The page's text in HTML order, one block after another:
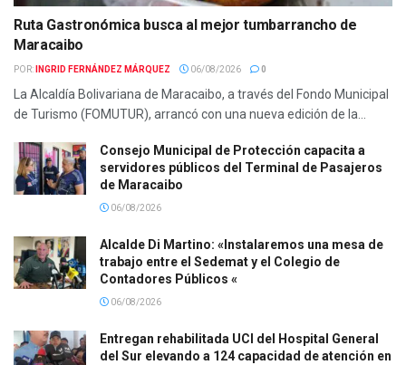
Ruta Gastronómica busca al mejor tumbarrancho de
Maracaibo
POR: INGRID FERNÁNDEZ MÁRQUEZ 06/08/2026 0
La Alcaldía Bolivariana de Maracaibo, a través del Fondo Municipal
de Turismo (FOMUTUR), arrancó con una nueva edición de la...
Consejo Municipal de Protección capacita a
servidores públicos del Terminal de Pasajeros
de Maracaibo
06/08/2026
Alcalde Di Martino: «Instalaremos una mesa de
trabajo entre el Sedemat y el Colegio de
Contadores Públicos «
06/08/2026
Entregan rehabilitada UCI del Hospital General
del Sur elevando a 124 capacidad de atención en